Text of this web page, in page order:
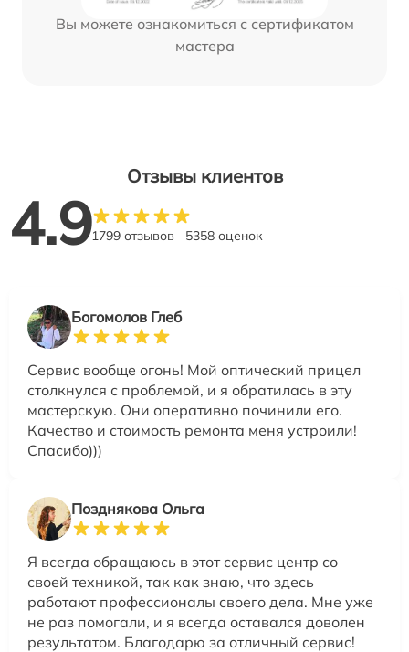
Вы можете ознакомиться с сертификатом
мастера
Отзывы клиентов
4.91799 отзывов 5358 оценок
Богомолов Глеб
Сервис вообще огонь! Мой оптический прицел
столкнулся с проблемой, и я обратилась в эту
мастерскую. Они оперативно починили его.
Качество и стоимость ремонта меня устроили!
Спасибо)))
Позднякова Ольга
Я всегда обращаюсь в этот сервис центр со
своей техникой, так как знаю, что здесь
работают профессионалы своего дела. Мне уже
не раз помогали, и я всегда оставался доволен
результатом. Благодарю за отличный сервис!